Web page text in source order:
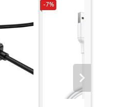
-7%